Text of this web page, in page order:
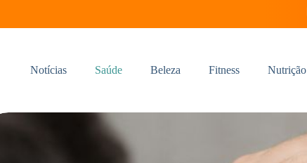
Notícias Saúde Beleza Fitness Nutrição